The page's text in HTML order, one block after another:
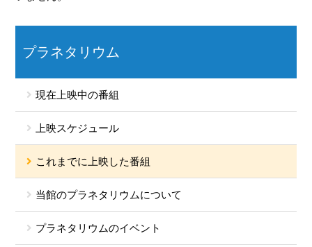
プラネタリウム
現在上映中の番組
上映スケジュール
これまでに上映した番組
当館のプラネタリウムについて
プラネタリウムのイベント